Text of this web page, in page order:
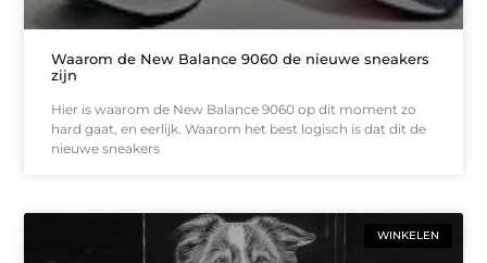
Waarom de New Balance 9060 de nieuwe sneakers
zijn
Hier is waarom de New Balance 9060 op dit moment zo
hard gaat, en eerlijk. Waarom het best logisch is dat dit de
nieuwe sneakers
WINKELEN